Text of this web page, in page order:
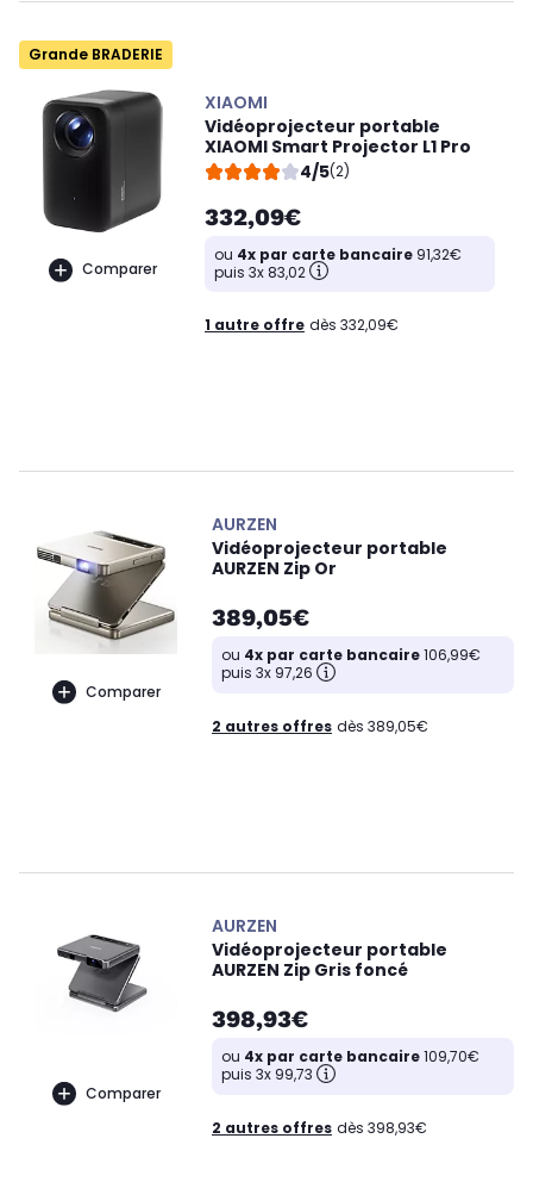
Grande BRADERIE
Comparer
XIAOMI
Vidéoprojecteur portable
XIAOMI Smart Projector L1 Pro
4/5(2)
332,09€
ou 4x par carte bancaire 91,32€
puis 3x 83,02
1 autre offre dès 332,09€
Comparer
AURZEN
Vidéoprojecteur portable
AURZEN Zip Or
389,05€
ou 4x par carte bancaire106,99€
puis 3x 97,26
2 autres offres dès 389,05€
Comparer
AURZEN
Vidéoprojecteur portable
AURZEN Zip Gris foncé
398,93€
ou 4x par carte bancaire109,70€
puis 3x 99,73
2 autres offres dès 398,93€